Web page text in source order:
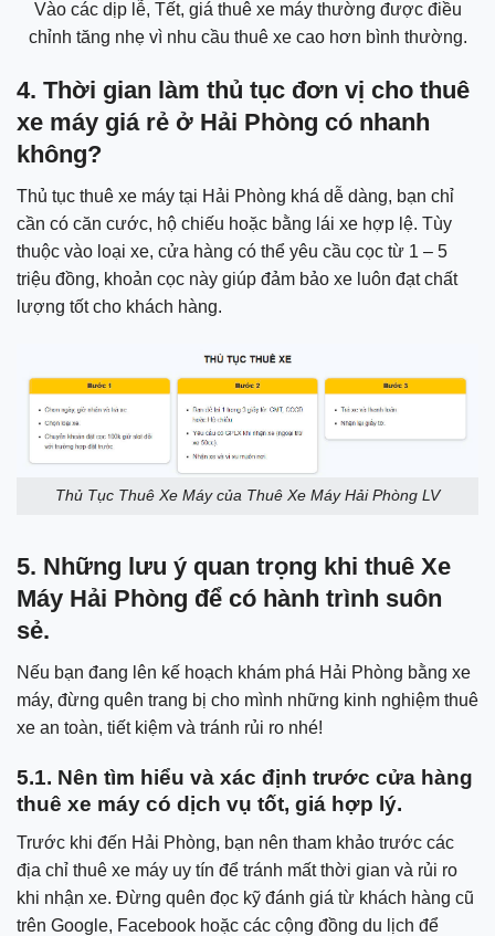
Vào các dịp lễ, Tết, giá thuê xe máy thường được điều
chỉnh tăng nhẹ vì nhu cầu thuê xe cao hơn bình thường.
4. Thời gian làm thủ tục đơn vị cho thuê
xe máy giá rẻ ở Hải Phòng có nhanh
không?
Thủ tục thuê xe máy tại Hải Phòng khá dễ dàng, bạn chỉ
cần có căn cước, hộ chiếu hoặc bằng lái xe hợp lệ. Tùy
thuộc vào loại xe, cửa hàng có thể yêu cầu cọc từ 1 – 5
triệu đồng, khoản cọc này giúp đảm bảo xe luôn đạt chất
lượng tốt cho khách hàng.
Thủ Tục Thuê Xe Máy của Thuê Xe Máy Hải Phòng LV
5. Những lưu ý quan trọng khi thuê Xe
Máy Hải Phòng để có hành trình suôn
sẻ.
Nếu bạn đang lên kế hoạch khám phá Hải Phòng bằng xe
máy, đừng quên trang bị cho mình những kinh nghiệm thuê
xe an toàn, tiết kiệm và tránh rủi ro nhé!
5.1. Nên tìm hiểu và xác định trước cửa hàng
thuê xe máy có dịch vụ tốt, giá hợp lý.
Trước khi đến Hải Phòng, bạn nên tham khảo trước các
địa chỉ thuê xe máy uy tín để tránh mất thời gian và rủi ro
khi nhận xe. Đừng quên đọc kỹ đánh giá từ khách hàng cũ
trên Google, Facebook hoặc các cộng đồng du lịch để